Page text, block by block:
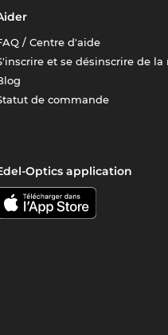
/ Centre d'aide
et se désinscrire de
de commande
Optics application